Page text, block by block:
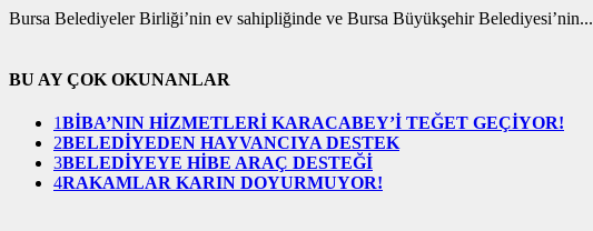
Bursa Belediyeler Birliği’nin ev sahipliğinde ve Bursa Büyükşehir Belediyesi’nin...
BU AY ÇOK OKUNANLAR
1BİBA’NIN HİZMETLERİ KARACABEY’İ TEĞET GEÇİYOR!
2BELEDİYEDEN HAYVANCIYA DESTEK
3BELEDİYEYE HİBE ARAÇ DESTEĞİ
4RAKAMLAR KARIN DOYURMUYOR!